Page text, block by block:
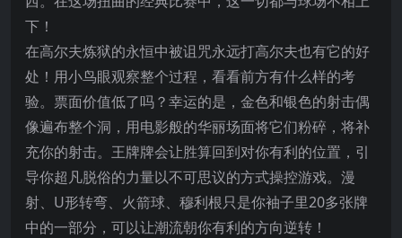
下！
在高尔夫炼狱的永恒中被诅咒永远打高尔夫也有它的好
处！用小鸟眼观察整个过程，看看前方有什么样的考
验。票面价值低了吗？幸运的是，金色和银色的射击偶
像遍布整个洞，用电影般的华丽场面将它们粉碎，将补
充你的射击。王牌牌会让胜算回到对你有利的位置，引
导你超凡脱俗的力量以不可思议的方式操控游戏。漫
射、U形转弯、火箭球、穆利根只是你袖子里20多张牌
中的一部分，可以让潮流朝你有利的方向逆转！